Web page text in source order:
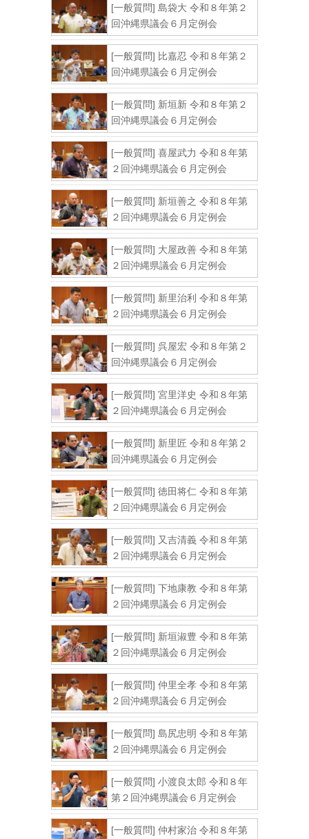
[一般質問] 島袋大 令和８年第２
回沖縄県議会６月定例会
[一般質問] 比嘉忍 令和８年第２
回沖縄県議会６月定例会
[一般質問] 新垣新 令和８年第２
回沖縄県議会６月定例会
[一般質問] 喜屋武力 令和８年第
２回沖縄県議会６月定例会
[一般質問] 新垣善之 令和８年第
２回沖縄県議会６月定例会
[一般質問] 大屋政善 令和８年第
２回沖縄県議会６月定例会
[一般質問] 新里治利 令和８年第
２回沖縄県議会６月定例会
[一般質問] 呉屋宏 令和８年第２
回沖縄県議会６月定例会
[一般質問] 宮里洋史 令和８年第
２回沖縄県議会６月定例会
[一般質問] 新里匠 令和８年第２
回沖縄県議会６月定例会
[一般質問] 徳田将仁 令和８年第
２回沖縄県議会６月定例会
[一般質問] 又吉清義 令和８年第
２回沖縄県議会６月定例会
[一般質問] 下地康教 令和８年第
２回沖縄県議会６月定例会
[一般質問] 新垣淑豊 令和８年第
２回沖縄県議会６月定例会
[一般質問] 仲里全孝 令和８年第
２回沖縄県議会６月定例会
[一般質問] 島尻忠明 令和８年第
２回沖縄県議会６月定例会
[一般質問] 小渡良太郎 令和８年
第２回沖縄県議会６月定例会
[一般質問] 仲村家治 令和８年第